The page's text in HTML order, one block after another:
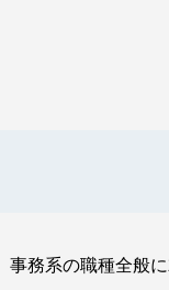
事務系の職種全般